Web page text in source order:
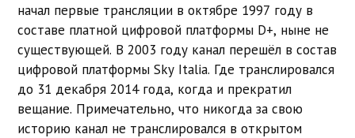
начал первые трансляции в октябре 1997 году в
составе платной цифровой платформы D+, ныне не
существующей. В 2003 году канал перешёл в состав
цифровой платформы Sky Italia. Где транслировался
до 31 декабря 2014 года, когда и прекратил
вещание. Примечательно, что никогда за свою
историю канал не транслировался в открытом